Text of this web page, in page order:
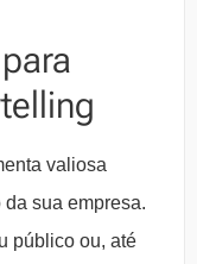
valiosa
sua empresa.
público ou, até